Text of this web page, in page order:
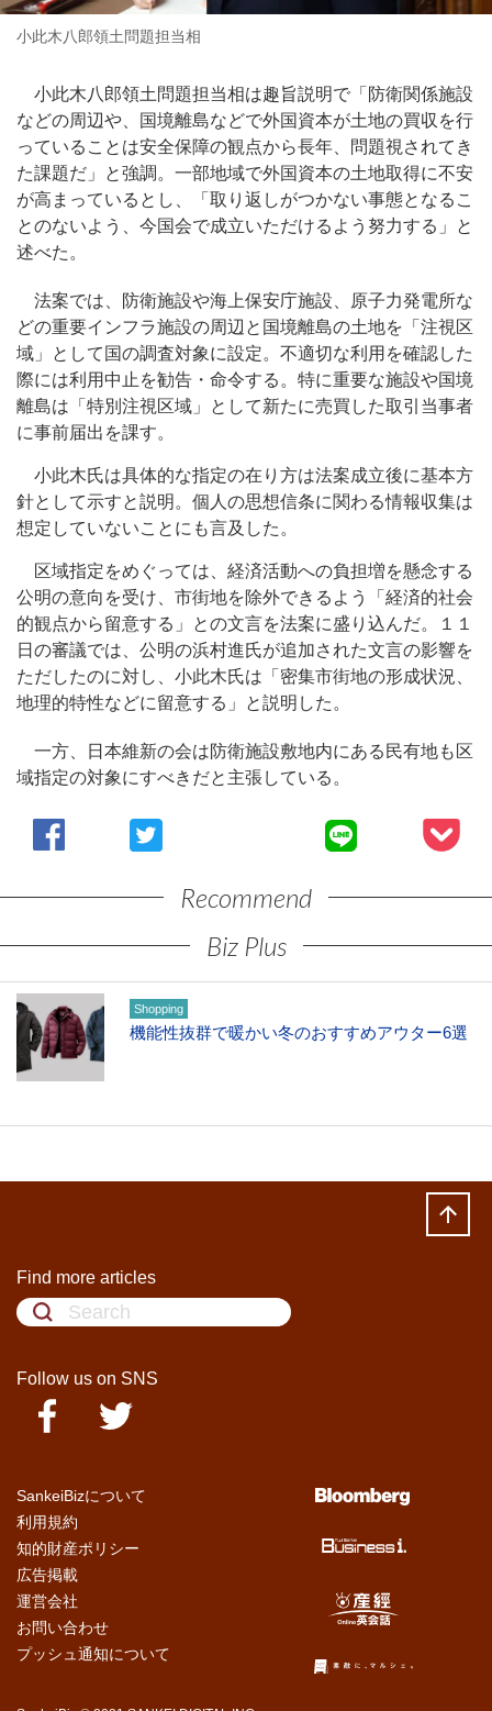
小此木八郎領土問題担当相
小此木八郎領土問題担当相は趣旨説明で「防衛関係施設
などの周辺や、国境離島などで外国資本が土地の買収を行
っていることは安全保障の観点から長年、問題視されてき
た課題だ」と強調。一部地域で外国資本の土地取得に不安
が高まっているとし、「取り返しがつかない事態となるこ
とのないよう、今国会で成立いただけるよう努力する」と
述べた。
法案では、防衛施設や海上保安庁施設、原子力発電所な
どの重要インフラ施設の周辺と国境離島の土地を「注視区
域」として国の調査対象に設定。不適切な利用を確認した
際には利用中止を勧告・命令する。特に重要な施設や国境
離島は「特別注視区域」として新たに売買した取引当事者
に事前届出を課す。
小此木氏は具体的な指定の在り方は法案成立後に基本方
針として示すと説明。個人の思想信条に関わる情報収集は
想定していないことにも言及した。
区域指定をめぐっては、経済活動への負担増を懸念する
公明の意向を受け、市街地を除外できるよう「経済的社会
的観点から留意する」との文言を法案に盛り込んだ。１１
日の審議では、公明の浜村進氏が追加された文言の影響を
ただしたのに対し、小此木氏は「密集市街地の形成状況、
地理的特性などに留意する」と説明した。
一方、日本維新の会は防衛施設敷地内にある民有地も区
域指定の対象にすべきだと主張している。
Recommend
Biz Plus
Shopping
機能性抜群で暖かい冬のおすすめアウター6選
SankeiBizについて
利用規約
知的財産ポリシー
広告掲載
運営会社
お問い合わせ
プッシュ通知について
Find more articles
Follow us on SNS